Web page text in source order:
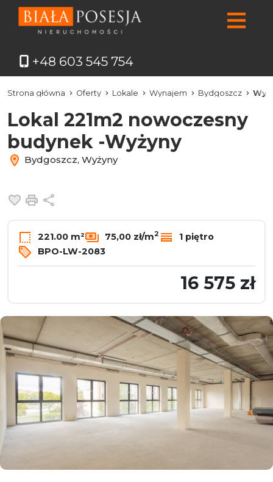
+48 603 545 754
Strona główna Oferty Lokale Wynajem Bydgoszcz
Lokal 221m2 nowoczesny
budynek -Wyżyny
Bydgoszcz, Wyżyny
Dodaj do ulubionych
Drukuj
221.00 m² 75,00 zł/m2
1 piętro
BPO-LW-2083
16 575 zł